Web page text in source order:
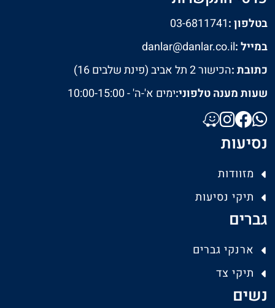
בטלפון :03-6811741
במייל :danlar@danlar.co.il
כתובת :הכישור 2 תל אביב (פינת שלבים 16)
שעות מענה טלפוני:ימים א'-ה' - 10:00-15:00
נסיעות
מזוודות
תיקי נסיעות
גברים
ארנקי גברים
תיקי צד
נשים